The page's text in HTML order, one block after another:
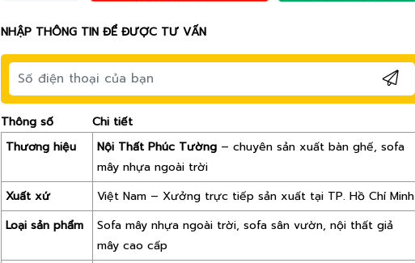
NHẬP THÔNG TIN ĐỂ ĐƯỢC TƯ VẤN
Thông số
Chi tiết
Thương hiệu
Nội Thất Phúc Tường – chuyên sản xuất bàn ghế, sofa
mây nhựa ngoài trời
Xuất xứ
Việt Nam – Xưởng trực tiếp sản xuất tại TP. Hồ Chí Minh
Loại sản phẩm
Sofa mây nhựa ngoài trời, sofa sân vườn, nội thất giả
mây cao cấp